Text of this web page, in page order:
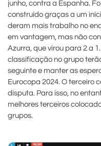
junho, contra a Espanha.
construído graças a um
deram mais trabalho no
em vantagem, mas não
Azurra, que virou para 2 a
classificação no grupo
seguinte e manter as
Eurocopa 2024. O terceiro
disputa. Para isso, no
melhores terceiros
grupos.